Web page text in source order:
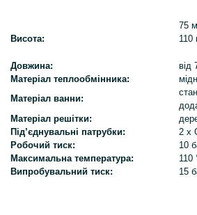
Висота:
75
Довжина:
від
Матеріал теплообмінника:
Матеріал ванни:
Матеріал решітки:
Під’єднувальні патрубки:
2 x
Робочий тиск:
10
Максимальна температура:
110
Випробувальний тиск:
15